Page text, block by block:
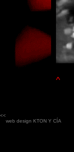
^
<<
web design KTON Y CÍA